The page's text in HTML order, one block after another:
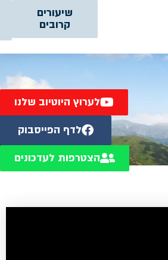
שיעורים
קרובים
לערוץ היוטיוב שלנו
לדף הפייסבוק
הצטרפות לעדכונים